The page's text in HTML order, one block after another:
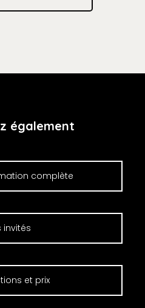
également
complète
invités
et prix